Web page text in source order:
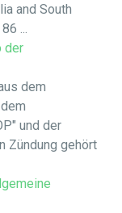
and South
...
der
dem
und der
Zündung gehört